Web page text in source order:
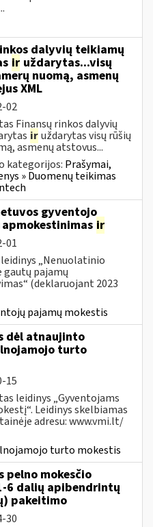
dalyvių teikiamų
ir uždarytas...visų
nuomą, asmenų
XML
02
Finansų rinkos dalyvių
iruždarytas visų rūšių
asmenų atstovus...
kategorijos: Prašymai,
» Duomenų teikimas
gyventojo
ir
01
„Nenuolatinio
pajamų
(deklaruojant 2023
pajamų mokestis
dėl atnaujinto
turto
15
leidinys „Gyventojams
Leidinys skelbiamas
adresu: www.vmi.lt/
turto mokestis
pelno mokesčio
6 dalių apibendrintų
pakeitimo
30